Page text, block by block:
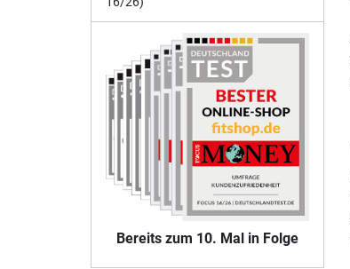
Bereits zum 10. Mal in Folge